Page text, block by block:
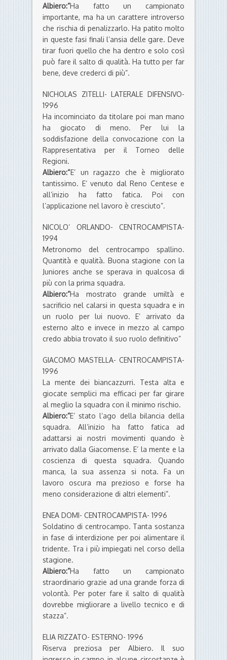
Albiero:”Ha fatto un campionato
importante, ma ha un carattere introverso
che rischia di penalizzarlo. Ha patito molto
in queste fasi finali l’ansia delle gare. Deve
tirar fuori quello che ha dentro e solo così
può fare il salto di qualità. Ha tutto per far
bene, deve crederci di più”.
NICHOLAS ZITELLI- LATERALE DIFENSIVO-
1996
Ha incominciato da titolare poi man mano
ha giocato di meno. Per lui la
soddisfazione della convocazione con la
Rappresentativa per il Torneo delle
Regioni.
Albiero:“E’ un ragazzo che è migliorato
tantissimo. E’ venuto dal Reno Centese e
all’inizio ha fatto fatica. Poi con
l’applicazione nel lavoro è cresciuto”.
NICOLO’ ORLANDO- CENTROCAMPISTA-
1994
Metronomo del centrocampo spallino.
Quantità e qualità. Buona stagione con la
Juniores anche se sperava in qualcosa di
più con la prima squadra.
Albiero:”Ha mostrato grande umiltà e
sacrificio nel calarsi in questa squadra e in
un ruolo per lui nuovo. E’ arrivato da
esterno alto e invece in mezzo al campo
credo abbia trovato il suo ruolo definitivo”
GIACOMO MASTELLA- CENTROCAMPISTA-
1996
La mente dei biancazzurri. Testa alta e
giocate semplici ma efficaci per far girare
al meglio la squadra con il minimo rischio.
Albiero:”E’ stato l’ago della bilancia della
squadra. All’inizio ha fatto fatica ad
adattarsi ai nostri movimenti quando è
arrivato dalla Giacomense. E’ la mente e la
coscienza di questa squadra. Quando
manca, la sua assenza si nota. Fa un
lavoro oscura ma prezioso e forse ha
meno considerazione di altri elementi”.
ENEA DOMI- CENTROCAMPISTA- 1996
Soldatino di centrocampo. Tanta sostanza
in fase di interdizione per poi alimentare il
tridente. Tra i più impiegati nel corso della
stagione.
Albiero:”Ha fatto un campionato
straordinario grazie ad una grande forza di
volontà. Per poter fare il salto di qualità
dovrebbe migliorare a livello tecnico e di
stazza”.
ELIA RIZZATO- ESTERNO- 1996
Riserva preziosa per Albiero. Il suo